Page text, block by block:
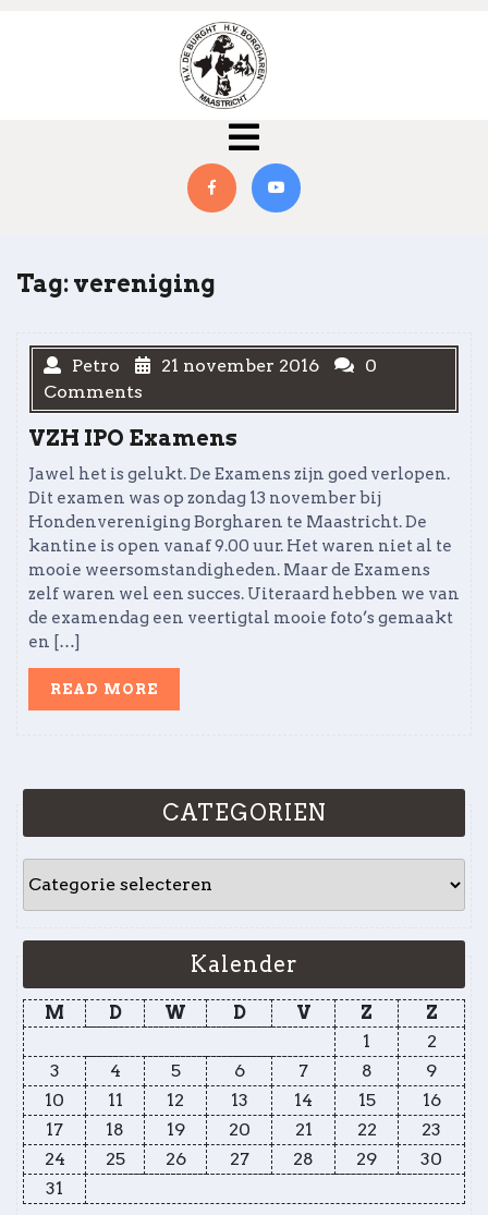
Open
Menu
Facebook
Tag:vereniging
Petro 21 november 2016
0
Comments
VZH IPO Examens
Jawel het is gelukt. De Examens zijn goed verlopen.
Dit examen was op zondag 13 november bij
Hondenvereniging Borgharen te Maastricht. De
kantine is open vanaf 9.00 uur. Het waren niet al te
mooie weersomstandigheden. Maar de Examens
zelf waren wel een succes. Uiteraard hebben we van
de examendag een veertigtal mooie foto’s gemaakt
en […]
READ MORE
CATEGORIEN
CATEGORIEN
Kalender
M D W D V Z
Z
1
2
3
4 5 6 7 8
9
10
11 12 13 14 15
16
17
18 19 20 21 22
23
24
25 26 27 28 29
30
31